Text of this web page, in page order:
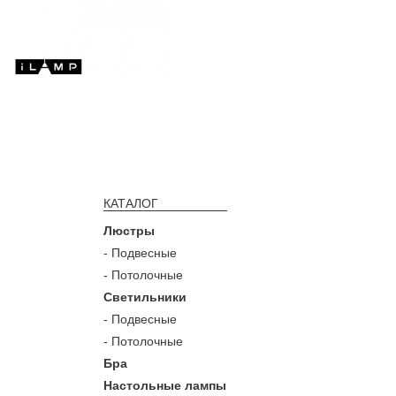
КАТАЛОГ
Люстры
- Подвесные
- Потолочные
Светильники
- Подвесные
- Потолочные
Бра
Настольные лампы